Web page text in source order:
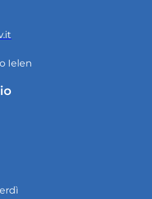
Ielen